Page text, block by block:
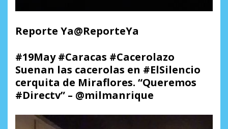
Reporte Ya@ReporteYa
#19May #Caracas #Cacerolazo
Suenan las cacerolas en #ElSilencio
cerquita de Miraflores. “Queremos
#Directv” – @milmanrique